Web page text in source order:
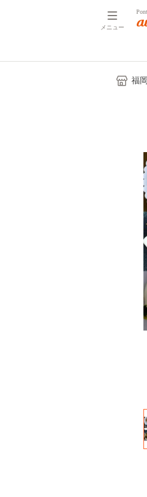
メニュー
福